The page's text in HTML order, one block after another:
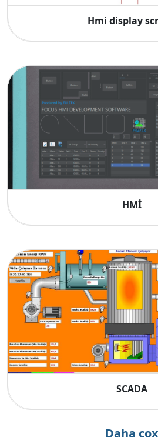
Hmi display
HMİ
SCADA
Daha çox